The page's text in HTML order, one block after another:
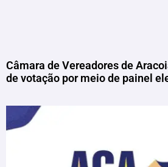
Câmara de Vereadores de
de votação por meio de painel